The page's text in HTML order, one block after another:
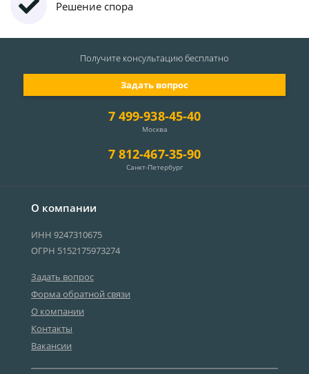
Решение спора
О компании
ИНН 9247310675
ОГРН 5152175973274
Задать вопрос
Форма обратной связи
О компании
Контакты
Вакансии
7 499-938-45-40
Москва
7 812-467-35-90
Санкт-Петербург
Задать вопрос
Получите консультациюбесплатно